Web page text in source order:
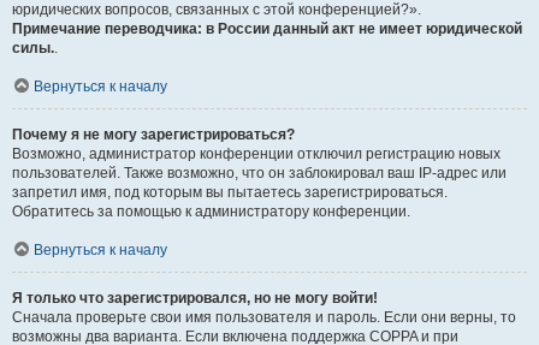
юридических вопросов, связанных с этой конференцией?».
Примечание переводчика: в России данный акт не имеет юридической
силы..
Вернуться к началу
Почему я не могу зарегистрироваться?
Возможно, администратор конференции отключил регистрацию новых
пользователей. Также возможно, что он заблокировал ваш IP-адрес или
запретил имя, под которым вы пытаетесь зарегистрироваться.
Обратитесь за помощью к администратору конференции.
Вернуться к началу
Я только что зарегистрировался, но не могу войти!
Сначала проверьте свои имя пользователя и пароль. Если они верны, то
возможны два варианта. Если включена поддержка COPPA и при